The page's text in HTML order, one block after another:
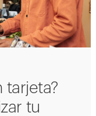
tarjeta?
tu